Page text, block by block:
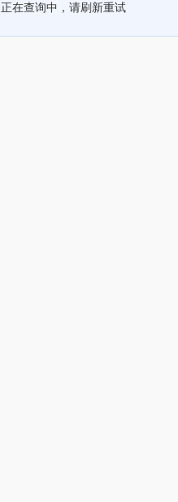
正在查询中，请刷新重试